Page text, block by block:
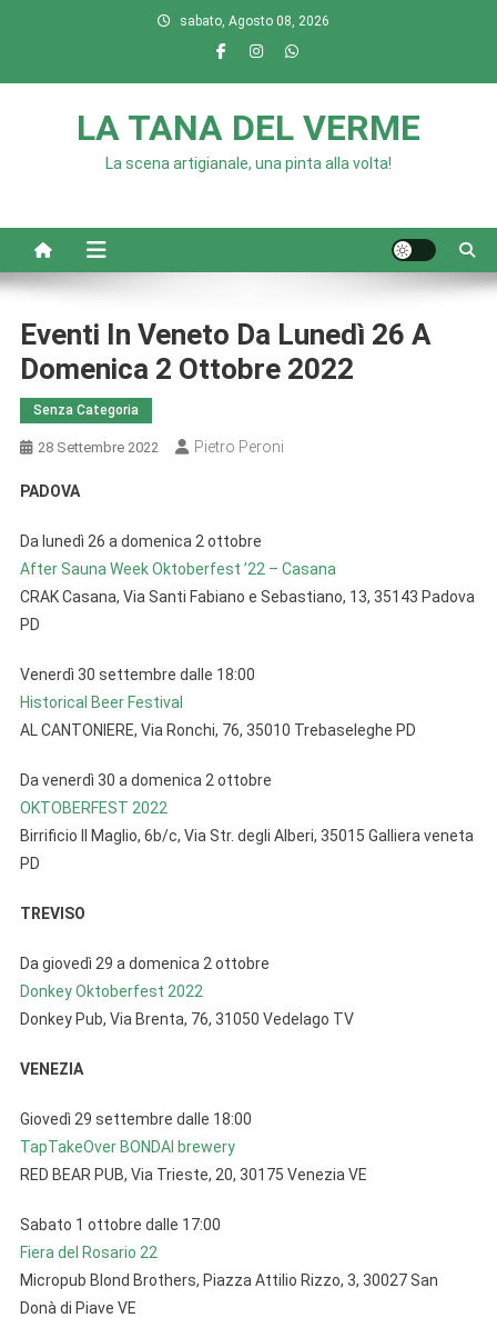
sabato, Agosto 08, 2026
LA TANA DEL VERME
La scena artigianale, una pinta alla volta!
Eventi In Veneto Da Lunedì 26 A
Domenica 2 Ottobre 2022
Senza Categoria
28 Settembre 2022 Pietro Peroni
PADOVA
Da lunedì 26 a domenica 2 ottobre
After Sauna Week Oktoberfest ’22 – Casana
CRAK Casana, Via Santi Fabiano e Sebastiano, 13, 35143 Padova
PD
Venerdì 30 settembre dalle 18:00
Historical Beer Festival
AL CANTONIERE, Via Ronchi, 76, 35010 Trebaseleghe PD
Da venerdì 30 a domenica 2 ottobre
OKTOBERFEST 2022
Birrificio Il Maglio, 6b/c, Via Str. degli Alberi, 35015 Galliera veneta
PD
TREVISO
Da giovedì 29 a domenica 2 ottobre
Donkey Oktoberfest 2022
Donkey Pub, Via Brenta, 76, 31050 Vedelago TV
VENEZIA
Giovedì 29 settembre dalle 18:00
TapTakeOver BONDAI brewery
RED BEAR PUB, Via Trieste, 20, 30175 Venezia VE
Sabato 1 ottobre dalle 17:00
Fiera del Rosario 22
Micropub Blond Brothers, Piazza Attilio Rizzo, 3, 30027 San
Donà di Piave VE